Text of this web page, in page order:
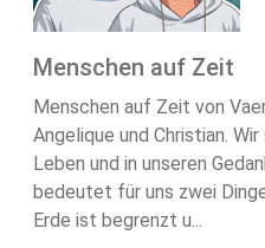
Menschen auf Zeit
Menschen auf Zeit von
Angelique und Christian.
Leben und in unseren
bedeutet für uns zwei
Erde ist begrenzt u...